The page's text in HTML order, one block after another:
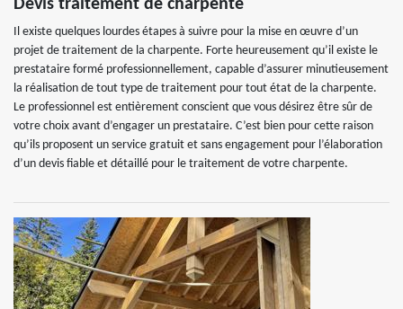
Devis traitement de charpente
Il existe quelques lourdes étapes à suivre pour la mise en œuvre d’un
projet de traitement de la charpente. Forte heureusement qu’il existe le
prestataire formé professionnellement, capable d’assurer minutieusement
la réalisation de tout type de traitement pour tout état de la charpente.
Le professionnel est entièrement conscient que vous désirez être sûr de
votre choix avant d’engager un prestataire. C’est bien pour cette raison
qu’ils proposent un service gratuit et sans engagement pour l’élaboration
d’un devis fiable et détaillé pour le traitement de votre charpente.